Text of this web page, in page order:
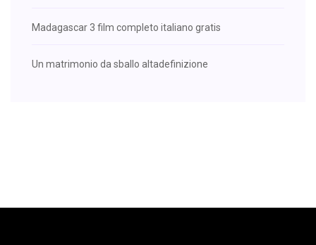
Madagascar 3 film completo italiano gratis
Un matrimonio da sballo altadefinizione